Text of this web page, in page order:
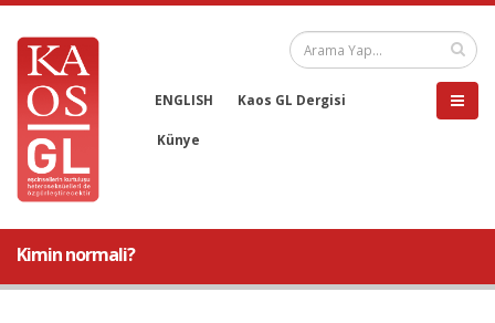
ENGLISH Kaos GL Dergisi
Künye
Kimin normali?